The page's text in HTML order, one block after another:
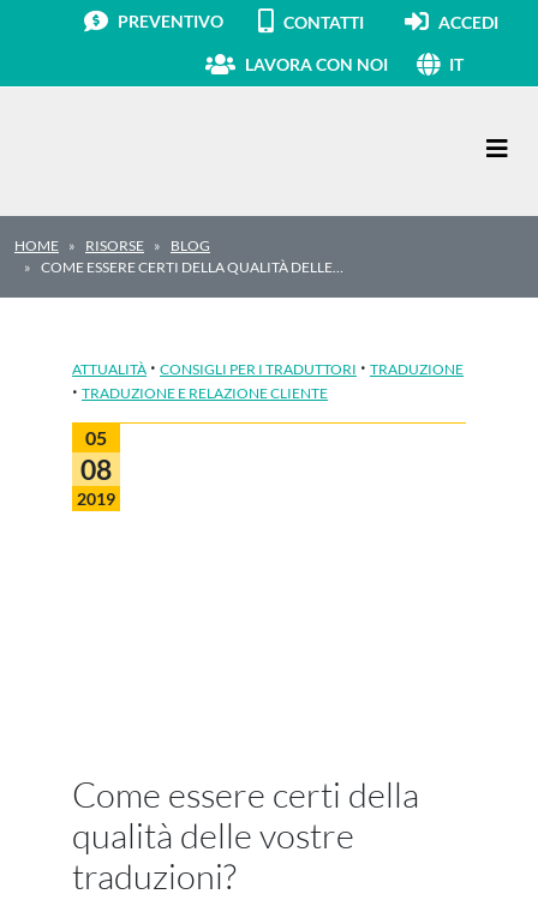
PREVENTIVO CONTATTI ACCEDI
LAVORA CON NOI IT
HOME RISORSE
BLOG
COME ESSERE CERTI DELLA QUALITÀ DELLE…
ATTUALITÀ · CONSIGLI PER I TRADUTTORI · TRADUZIONE
· TRADUZIONE E RELAZIONE CLIENTE
05
08
2019
Come essere certi della
qualità delle vostre
traduzioni?